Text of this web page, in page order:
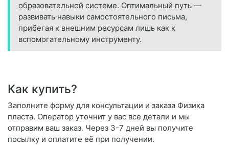
образовательной системе. Оптимальный путь —
развивать навыки самостоятельного письма,
прибегая к внешним ресурсам лишь как к
вспомогательному инструменту.
Как купить?
Заполните форму для консультации и заказа Физика
пласта. Оператор уточнит у вас все детали и мы
отправим ваш заказ. Через 3-7 дней вы получите
посылку и оплатите её при получении.